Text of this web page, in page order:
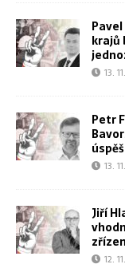
krajů
13.
Petr
13.
Jiří
12.